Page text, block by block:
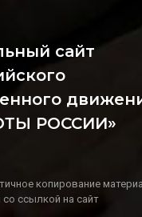
сайт
РОССИИ»
копирование
со ссылкой на сайт